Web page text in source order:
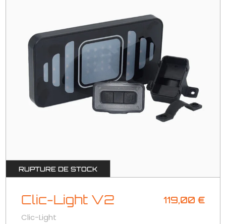
RUPTURE DE STOCK
Clic-Light V2 119,00€
Clic-Light